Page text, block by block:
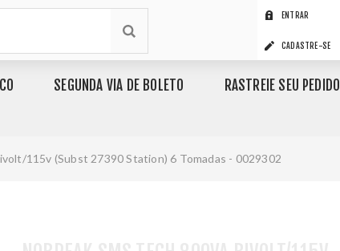
ENTRAR
CADASTRE-SE
SEGUNDA VIA DE BOLETO RASTREIE SEU PEDIDO
115v (Subst 27390 Station) 6 Tomadas - 0029302